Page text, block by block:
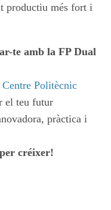
productiu més fort i
te amb la FP Dual
Centre Politècnic
el teu futur
pràctica i
créixer!